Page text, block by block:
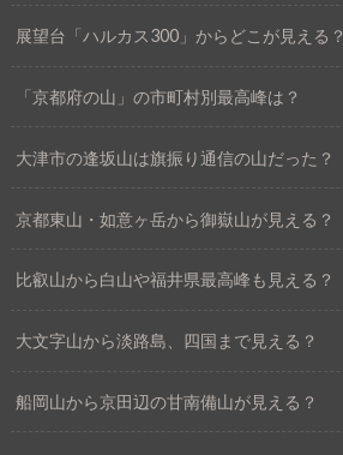
展望台「ハルカス300」からどこが見える？
「京都府の山」の市町村別最高峰は？
大津市の逢坂山は旗振り通信の山だった？
京都東山・如意ヶ岳から御嶽山が見える？
比叡山から白山や福井県最高峰も見える？
大文字山から淡路島、四国まで見える？
船岡山から京田辺の甘南備山が見える？